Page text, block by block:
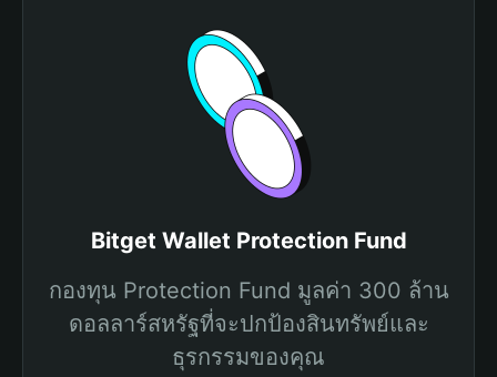
Bitget Wallet Protection Fund
กองทุน Protection Fund มูลค่า 300 ล้าน
ดอลลาร์สหรัฐที่จะปกป้องสินทรัพย์และ
ธุรกรรมของคุณ